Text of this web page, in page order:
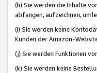
(h) Sie werden die Inhalte
abfangen, aufzeichnen,
(i) Sie werden keine
Kunden der Amazon-
(j) Sie werden Funktionen
(k) Sie werden keine